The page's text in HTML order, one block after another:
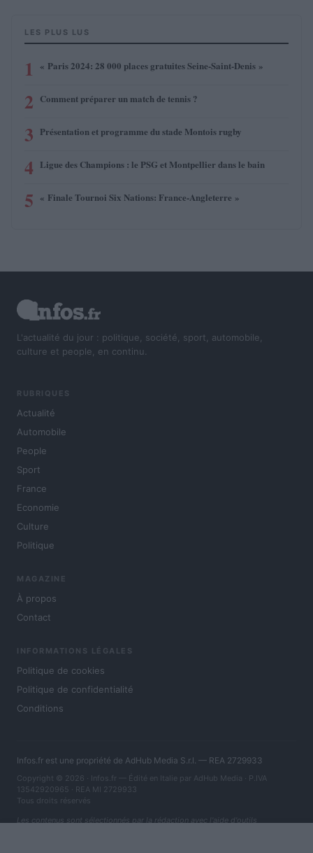
LES PLUS LUS
1 « Paris 2024: 28 000 places gratuites Seine-Saint-Denis »
2 Comment préparer un match de tennis ?
3 Présentation et programme du stade Montois rugby
4 Ligue des Champions : le PSG et Montpellier dans le bain
5 « Finale Tournoi Six Nations: France-Angleterre »
L'actualité du jour : politique, société, sport, automobile,
culture et people, en continu.
RUBRIQUES
Actualité
Automobile
People
Sport
France
Economie
Culture
Politique
MAGAZINE
À propos
Contact
INFORMATIONS LÉGALES
Politique de cookies
Politique de confidentialité
Conditions
Infos.fr est une propriété de AdHub Media S.r.l. — REA 2729933
Copyright © 2026 · Infos.fr — Édité en Italie par AdHub Media · P.IVA
13542920965 · REA MI 2729933
Tous droits réservés
Les contenus sont sélectionnés par la rédaction avec l'aide d'outils